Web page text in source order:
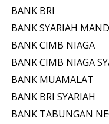
BANK BRI
BANK SYARIAH
BANK CIMB NIAGA
BANK CIMB NIAGA
BANK MUAMALAT
BANK BRI SYARIAH
BANK TABUNGAN